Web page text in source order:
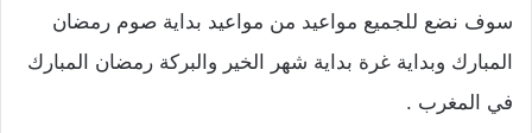
سوف نضع للجميع مواعيد من مواعيد بداية صوم رمضان
المبارك وبداية غرة بداية شهر الخير والبركة رمضان المبارك
في المغرب .